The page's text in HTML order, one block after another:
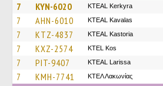
7 KYN-6020 KTEAL Kerkyra
7 AHN-6010 KTEAL Kavalas
7 KTZ-4837 KTEAL Kastoria
7 KXZ-2574 KTEL Kos
7 PIT-9407 KTEAL Larissa
7 KMH-7741 ΚΤΕΛ Λακωνίας